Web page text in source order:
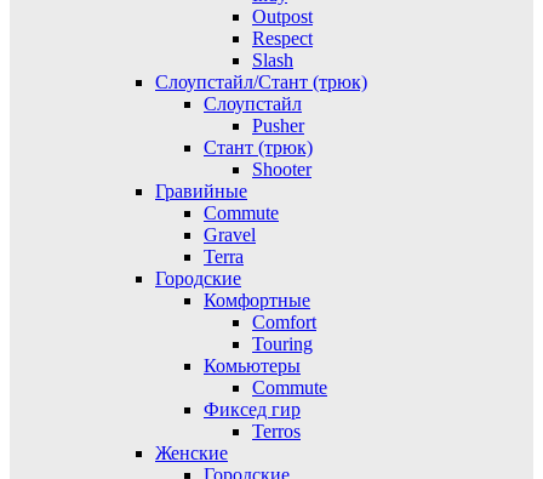
Outpost
Respect
Slash
Слоупстайл/Стант (трюк)
Слоупстайл
Pusher
Стант (трюк)
Shooter
Гравийные
Commute
Gravel
Terra
Городские
Комфортные
Comfort
Touring
Комьютеры
Commute
Фиксед гир
Terros
Женские
Городские